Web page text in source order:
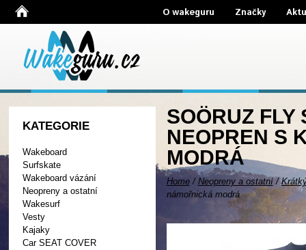
O wakeguru Značky
KATEGORIE
Wakeboard
Surfskate
Wakeboard vázání
Neopreny a ostatní
Wakesurf
Vesty
Kajaky
Car SEAT COVER
SOÖRUZ FLY
NEOPREN S
MODRÁ
Home/ Neopreny a ostatní/
námořnická modrá